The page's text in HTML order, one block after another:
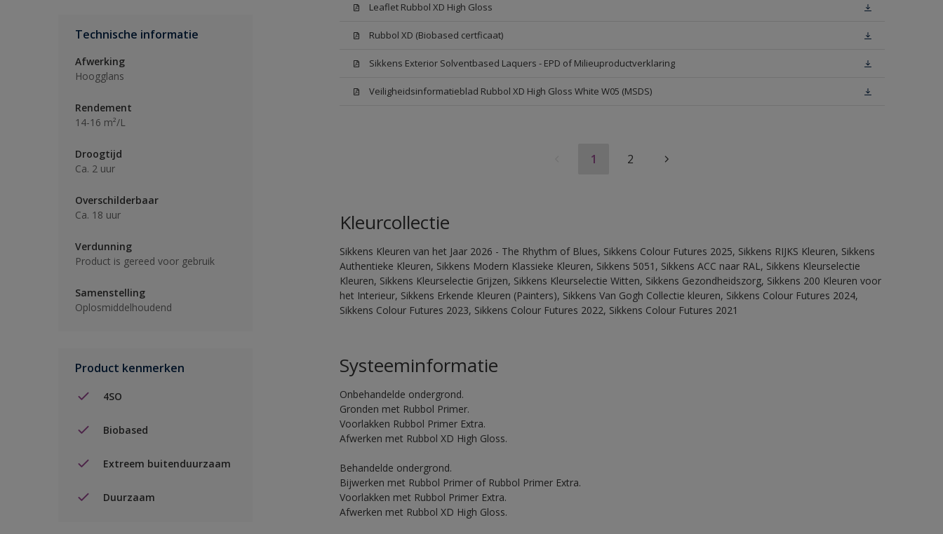
Technische informatie
Afwerking
Hoogglans
Rendement
14-16 m²/L
Droogtijd
Ca. 2 uur
Overschilderbaar
Ca. 18 uur
Verdunning
Product is gereed voor gebruik
Samenstelling
Oplosmiddelhoudend
Product kenmerken
4SO
Biobased
Extreem buitenduurzaam
Duurzaam
Leaflet Rubbol XD High Gloss
Rubbol XD (Biobased certficaat)
Sikkens Exterior Solventbased Laquers - EPD of Milieuproductverklaring
Veiligheidsinformatieblad Rubbol XD High Gloss White W05 (MSDS)
1 2
Kleurcollectie
Sikkens Kleuren van het Jaar 2026 - The Rhythm of Blues, Sikkens Colour Futures 2025, Sikkens RIJKS Kleuren, Sikkens
Authentieke Kleuren, Sikkens Modern Klassieke Kleuren, Sikkens 5051, Sikkens ACC naar RAL, Sikkens Kleurselectie
Kleuren, Sikkens Kleurselectie Grijzen, Sikkens Kleurselectie Witten, Sikkens Gezondheidszorg, Sikkens 200 Kleuren voor
het Interieur, Sikkens Erkende Kleuren (Painters), Sikkens Van Gogh Collectie kleuren, Sikkens Colour Futures 2024,
Sikkens Colour Futures 2023, Sikkens Colour Futures 2022, Sikkens Colour Futures 2021
Systeeminformatie
Onbehandelde ondergrond.
Gronden met Rubbol Primer.
Voorlakken Rubbol Primer Extra.
Afwerken met Rubbol XD High Gloss.
Behandelde ondergrond.
Bijwerken met Rubbol Primer of Rubbol Primer Extra.
Voorlakken met Rubbol Primer Extra.
Afwerken met Rubbol XD High Gloss.